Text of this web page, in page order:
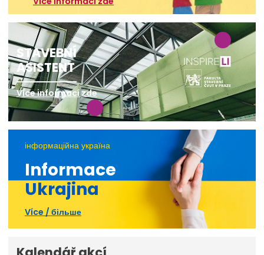
STAVEBNÍ
ASISTENT
Více informací zde
інформаційна україна
Informace
Ukrajina
Více / більше